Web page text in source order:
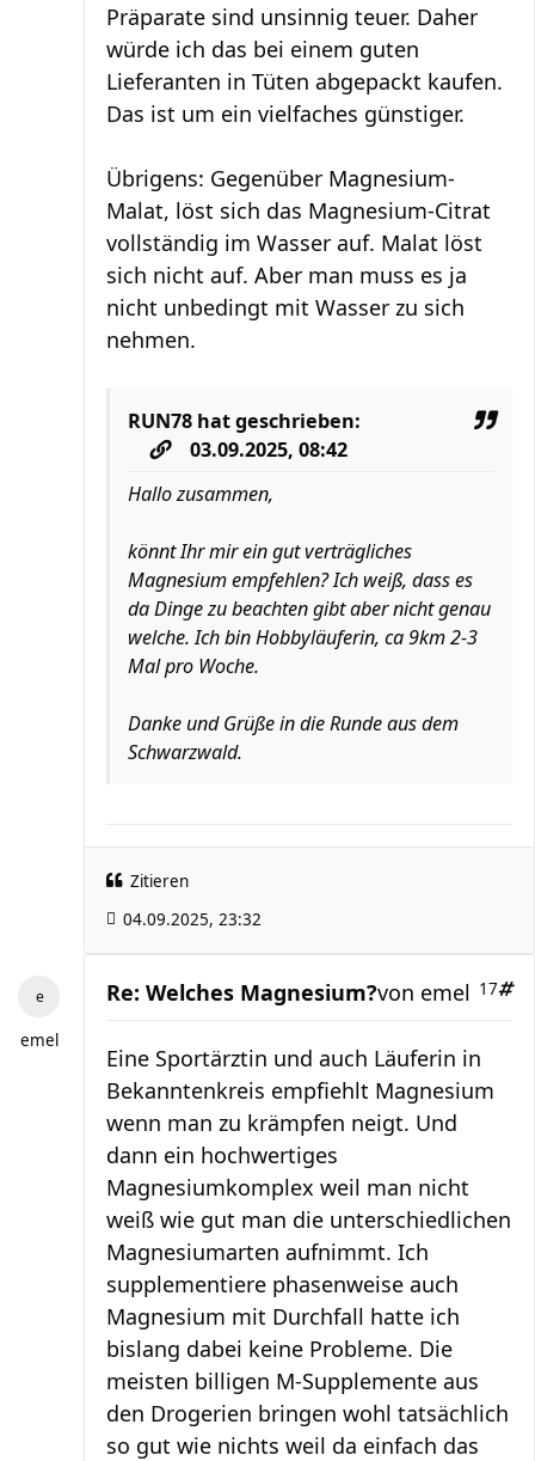
Präparate sind unsinnig teuer. Daher
würde ich das bei einem guten
Lieferanten in Tüten abgepackt kaufen.
Das ist um ein vielfaches günstiger.
Übrigens: Gegenüber Magnesium-
Malat, löst sich das Magnesium-Citrat
vollständig im Wasser auf. Malat löst
sich nicht auf. Aber man muss es ja
nicht unbedingt mit Wasser zu sich
nehmen.
RUN78 hat geschrieben:
03.09.2025, 08:42
Hallo zusammen,
könnt Ihr mir ein gut verträgliches
Magnesium empfehlen? Ich weiß, dass es
da Dinge zu beachten gibt aber nicht genau
welche. Ich bin Hobbyläuferin, ca 9km 2-3
Mal pro Woche.
Danke und Grüße in die Runde aus dem
Schwarzwald.
Zitieren
04.09.2025, 23:32
emel
Re: Welches Magnesium? 17
von emel
Eine Sportärztin und auch Läuferin in
Bekanntenkreis empfiehlt Magnesium
wenn man zu krämpfen neigt. Und
dann ein hochwertiges
Magnesiumkomplex weil man nicht
weiß wie gut man die unterschiedlichen
Magnesiumarten aufnimmt. Ich
supplementiere phasenweise auch
Magnesium mit Durchfall hatte ich
bislang dabei keine Probleme. Die
meisten billigen M-Supplemente aus
den Drogerien bringen wohl tatsächlich
so gut wie nichts weil da einfach das